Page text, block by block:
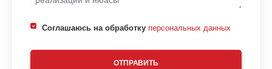
Соглашаюсь на обработку персональных данных
ОТПРАВИТЬ